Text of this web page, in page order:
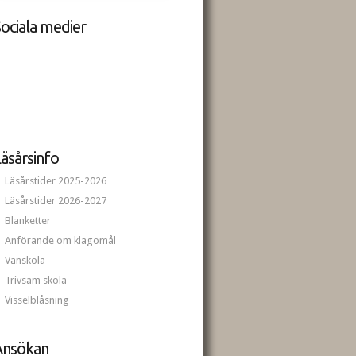
medier
Läsårstider 2025-2026
Läsårstider 2026-2027
Blanketter
Anförande om klagomål
Vänskola
Trivsam skola
Visselblåsning